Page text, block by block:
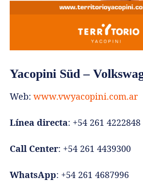
Yacopini Süd –
Web: www.vwyacopini.com.ar
Línea directa: +54 261 4222848
Call Center: +54 261 4439300
WhatsApp: +54 261 4687996